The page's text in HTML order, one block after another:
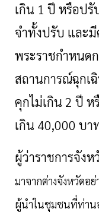
เกิน 1 ปี หรือป
จำทั้งปรับ และ
พระราชกำหนด
สถานการณ์ฉุกเ
คุกไม่เกิน 2 ปี ห
เกิน 40,000 บ
ผู้ว่าราชการจัง
มาจากต่างจังหวัดอ
ผู้นำในชุมชนที่ท่าน